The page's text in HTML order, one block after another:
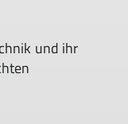
und ihr